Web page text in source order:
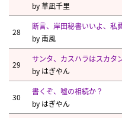
by草凪千里
28
断言、岸田秘書いいよ、私
by南風
29
サンタ、カスハラはスカタ
by はぎやん
30
書くぞ、嘘の相続か？
by はぎやん